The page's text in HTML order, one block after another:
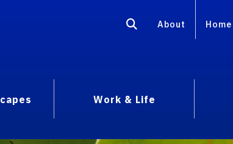
About Home
Work & Life